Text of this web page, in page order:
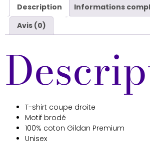
Description
Informations
Avis (0)
T-shirt coupe droite
Motif brodé
100% coton Gildan Premium
Unisex